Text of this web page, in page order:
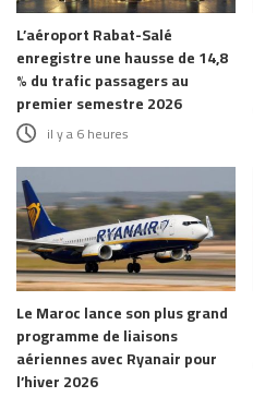
L’aéroport Rabat-Salé
enregistre une hausse de 14,8
% du trafic passagers au
premier semestre 2026
il y a 6 heures
Le Maroc lance son plus grand
programme de liaisons
aériennes avec Ryanair pour
l’hiver 2026